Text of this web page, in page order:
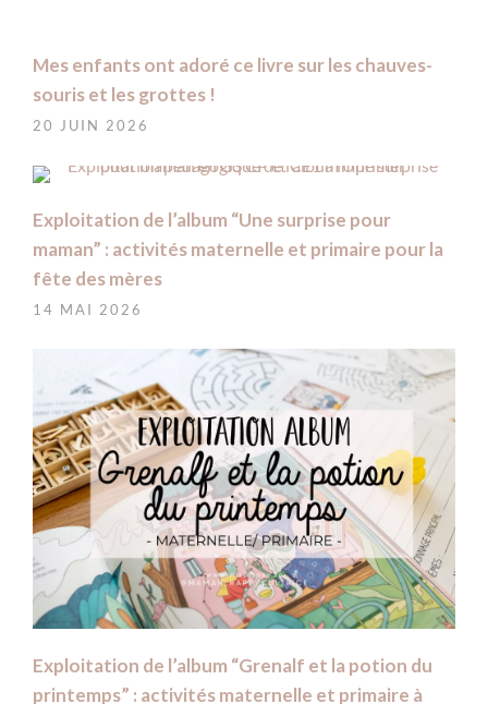
Mes enfants ont adoré ce livre sur les chauves-
souris et les grottes !
20 JUIN 2026
Exploitation de l’album “Une surprise pour
maman” : activités maternelle et primaire pour la
fête des mères
14 MAI 2026
Exploitation de l’album “Grenalf et la potion du
printemps” : activités maternelle et primaire à